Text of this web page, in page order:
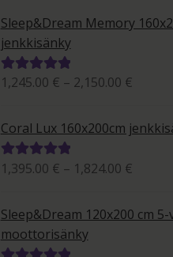
Sleep&Dream Memory
jenkkisänky
Arvostelu
5.00
/ 5
1,245.00 € – 2,150.00 €
-
Coral Lux 160x200cm
Arvostelu
5.00
/ 5
1,395.00 € – 1,824.00 €
-
Sleep&Dream 120x200 cm
moottorisänky